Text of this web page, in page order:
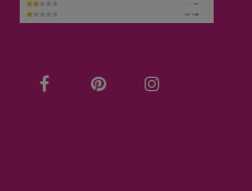
FacebookPinterest